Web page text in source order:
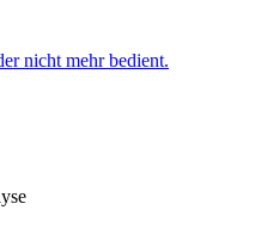
nicht mehr bedient.